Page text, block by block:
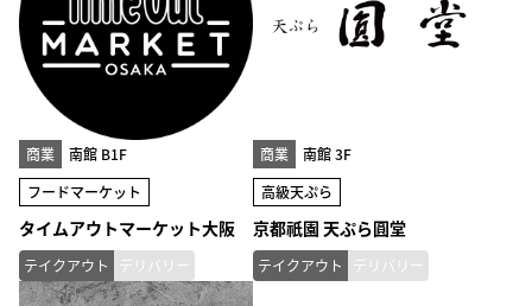
商業
南館 B1F
フードマーケット
タイムアウトマーケット大阪
テイクアウト デリバリー
商業
南館 3F
高級天ぷら
京都祇園 天ぷら圓堂
テイクアウト デリバリー